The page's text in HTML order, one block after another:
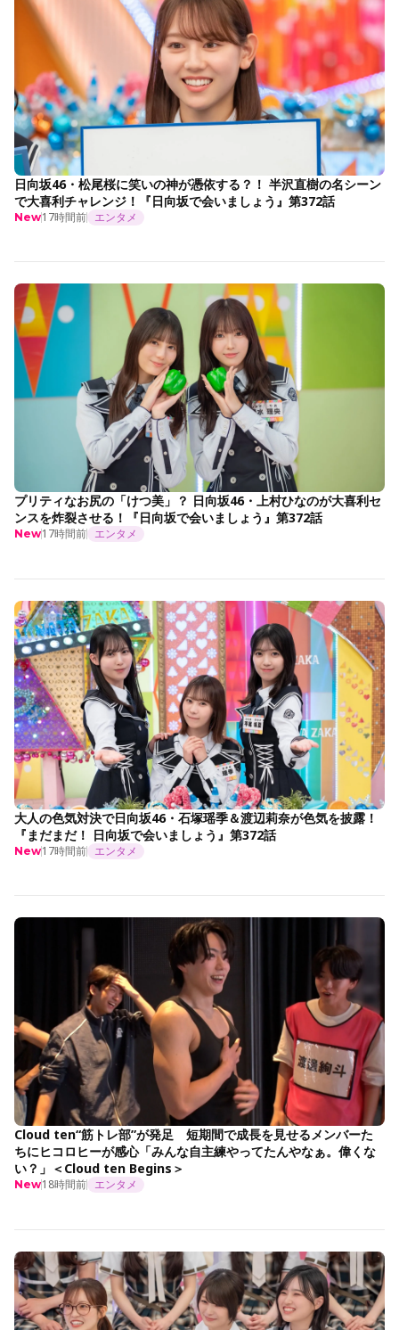
日向坂46・松尾桜に笑いの神が憑依する？！ 半沢直樹の名シーン
で大喜利チャレンジ！『日向坂で会いましょう』第372話
New17時間前 エンタメ
プリティなお尻の「けつ美」？ 日向坂46・上村ひなのが大喜利セ
ンスを炸裂させる！『日向坂で会いましょう』第372話
New17時間前 エンタメ
大人の色気対決で日向坂46・石塚瑶季＆渡辺莉奈が色気を披露！
『まだまだ！ 日向坂で会いましょう』第372話
New17時間前 エンタメ
Cloud ten“筋トレ部”が発足 短期間で成長を見せるメンバーた
ちにヒコロヒーが感心「みんな自主練やってたんやなぁ。偉くな
い？」＜Cloud ten Begins＞
New18時間前 エンタメ